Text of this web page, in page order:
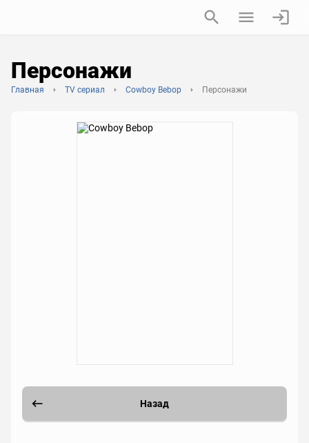
Персонажи
Главная TV сериал Cowboy Bebop Персонажи
Назад